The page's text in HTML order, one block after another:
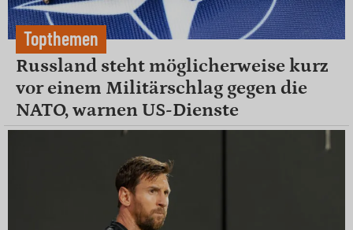
Topthemen
Russland steht möglicherweise kurz
vor einem Militärschlag gegen die
NATO, warnen US-Dienste